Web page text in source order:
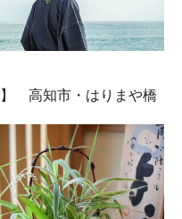
】 高知市・はりまや橋